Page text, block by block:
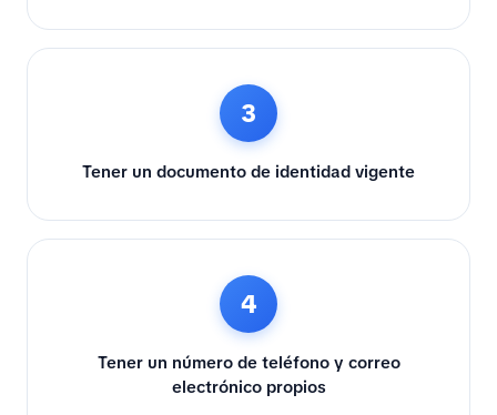
3
Tener un documento de identidad vigente
4
Tener un número de teléfono y correo
electrónico propios